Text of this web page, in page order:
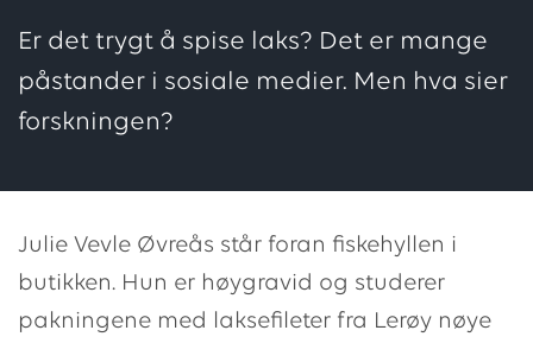
Er det trygt å spise laks? Det er mange
påstander i sosiale medier. Men hva sier
forskningen?
Julie Vevle Øvreås står foran fiskehyllen i
butikken. Hun er høygravid og studerer
pakningene med laksefileter fra Lerøy nøye